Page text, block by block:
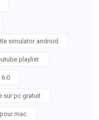
simulator android
playlist
sur pc gratuit
mac